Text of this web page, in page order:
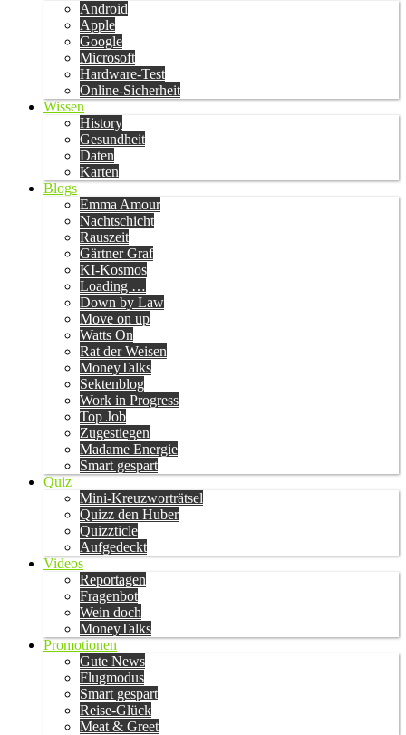
Android
Apple
Google
Microsoft
Hardware-Test
Online-Sicherheit
Wissen
History
Gesundheit
Daten
Karten
Blogs
Emma Amour
Nachtschicht
Rauszeit
Gärtner Graf
KI-Kosmos
Loading …
Down by Law
Move on up
Watts On
Rat der Weisen
MoneyTalks
Sektenblog
Work in Progress
Top Job
Zugestiegen
Madame Energie
Smart gespart
Quiz
Mini-Kreuzworträtsel
Quizz den Huber
Quizzticle
Aufgedeckt
Videos
Reportagen
Fragenbot
Wein doch
MoneyTalks
Promotionen
Gute News
Flugmodus
Smart gespart
Reise-Glück
Meat & Greet